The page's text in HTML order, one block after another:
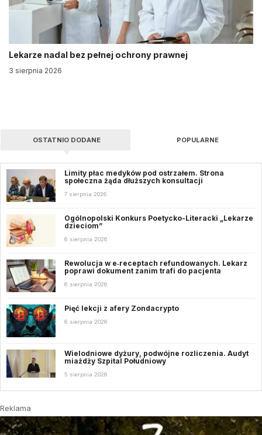
Lekarze nadal bez pełnej ochrony prawnej
3 sierpnia 2026
OSTATNIO DODANE POPULARNE
Limity płac medyków pod ostrzałem. Strona
społeczna żąda dłuższych konsultacji
7 sierpnia 2026
Ogólnopolski Konkurs Poetycko-Literacki „Lekarze
dzieciom”
6 sierpnia 2026
Rewolucja w e‑receptach refundowanych. Lekarz
poprawi dokument zanim trafi do pacjenta
6 sierpnia 2026
Pięć lekcji z afery Zondacrypto
6 sierpnia 2026
Wielodniowe dyżury, podwójne rozliczenia. Audyt
miażdży Szpital Południowy
5 sierpnia 2026
Reklama